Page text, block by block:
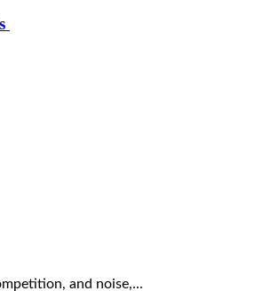
and noise,...